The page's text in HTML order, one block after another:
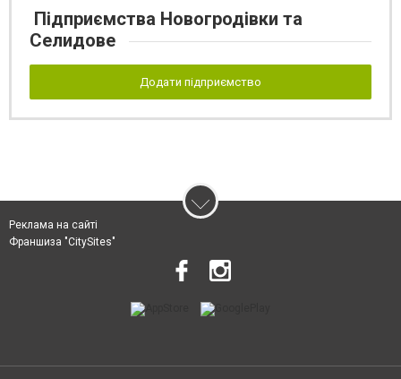
Підприємства Новогродівки та
Селидове
Додати підприємство
Реклама на сайті
Франшиза "CitySites"